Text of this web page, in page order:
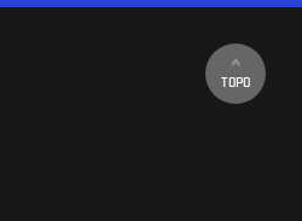
TOPO